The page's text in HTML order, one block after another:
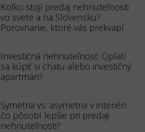
Koľko stojí predaj nehnuteľnosti
vo svete a na Slovensku?
Porovnanie, ktoré vás prekvapí
Investičná nehnuteľnosť: Oplatí
sa kúpiť si chatu alebo investičný
apartmán?
Symetria vs. asymetria v interiéri:
čo pôsobí lepšie pri predaji
nehnuteľnosti?